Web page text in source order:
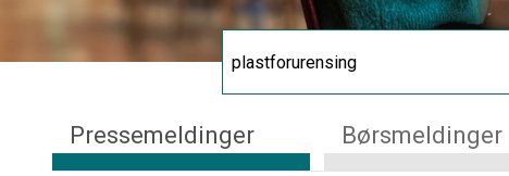
Pressemeldinger Børsmeldinger